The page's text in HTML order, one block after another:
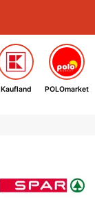
Kaufland POLOmarket